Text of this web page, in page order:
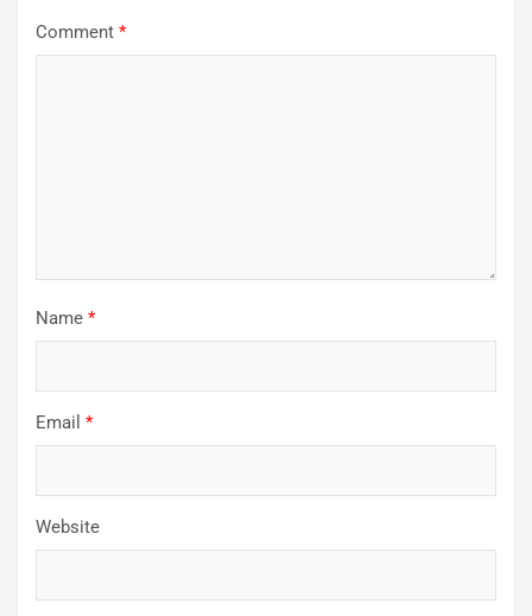
Comment *
Name *
Email *
Website